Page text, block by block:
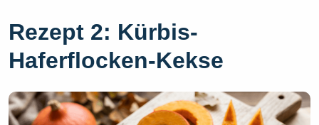
Rezept 2: Kürbis-
Haferflocken-Kekse